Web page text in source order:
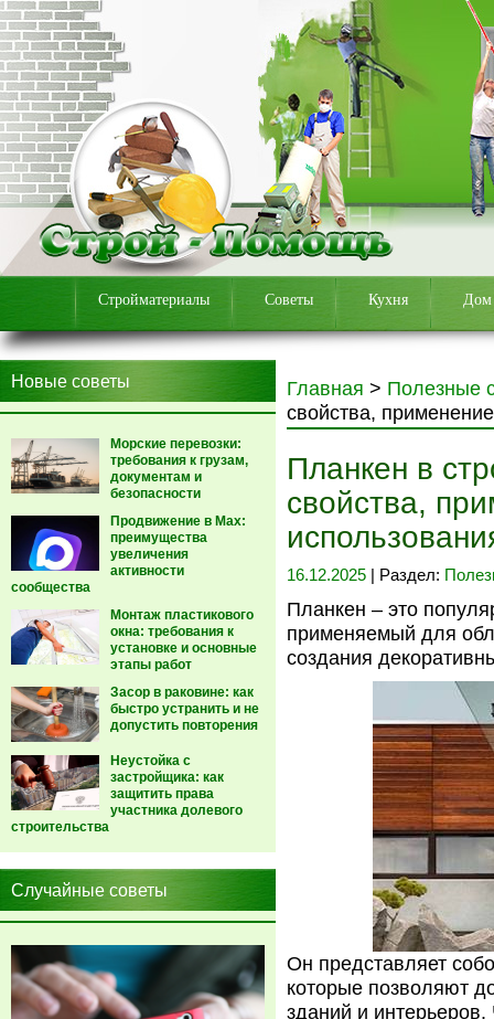
Стройматериалы Советы Кухня Дом
Новые советы
Морские перевозки:
требования к грузам,
документам и
безопасности
Продвижение в Max:
преимущества
увеличения
активности
сообщества
Монтаж пластикового
окна: требования к
установке и основные
этапы работ
Засор в раковине: как
быстро устранить и не
допустить повторения
Неустойка с
застройщика: как
защитить права
участника долевого
строительства
Случайные советы
Главная > Полезные
свойства,
Планкен в
свойства,
16.12.2025 | Раздел:
Планкен – это
применяемый для
создания
Он представляет
которые позволяют
зданий и